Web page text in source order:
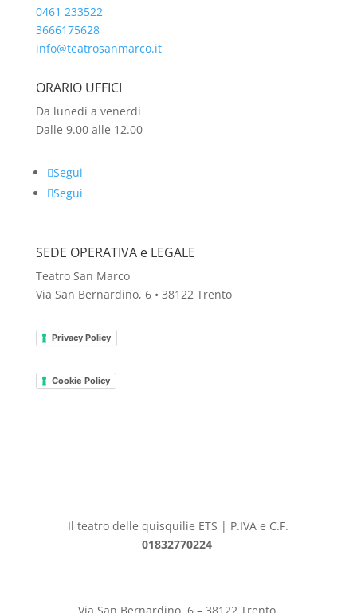
0461 233522
3666175628
info@teatrosanmarco.it
ORARIO UFFICI
Da lunedì a venerdì
Dalle 9.00 alle 12.00
Segui
Segui
SEDE OPERATIVA e LEGALE
Teatro San Marco
Via San Bernardino, 6 • 38122 Trento
Privacy Policy
Cookie Policy
Il teatro delle quisquilie ETS | P.IVA e C.F.
01832770224
Via San Bernardino, 6 – 38122 Trento